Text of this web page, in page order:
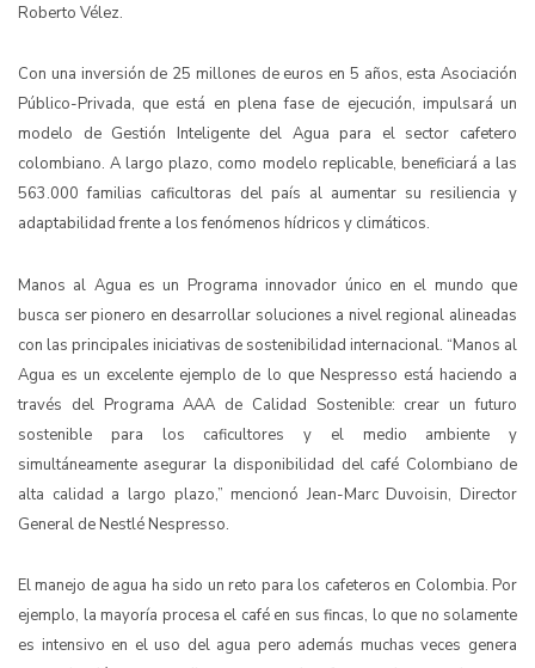
Roberto Vélez.
Con una inversión de 25 millones de euros en 5 años, esta Asociación
Público-Privada, que está en plena fase de ejecución, impulsará un
modelo de Gestión Inteligente del Agua para el sector cafetero
colombiano. A largo plazo, como modelo replicable, beneficiará a las
563.000 familias caficultoras del país al aumentar su resiliencia y
adaptabilidad frente a los fenómenos hídricos y climáticos.
Manos al Agua es un Programa innovador único en el mundo que
busca ser pionero en desarrollar soluciones a nivel regional alineadas
con las principales iniciativas de sostenibilidad internacional. “Manos al
Agua es un excelente ejemplo de lo que Nespresso está haciendo a
través del Programa AAA de Calidad Sostenible: crear un futuro
sostenible para los caficultores y el medio ambiente y
simultáneamente asegurar la disponibilidad del café Colombiano de
alta calidad a largo plazo,” mencionó Jean-Marc Duvoisin, Director
General de Nestlé Nespresso.
El manejo de agua ha sido un reto para los cafeteros en Colombia. Por
ejemplo, la mayoría procesa el café en sus fincas, lo que no solamente
es intensivo en el uso del agua pero además muchas veces genera